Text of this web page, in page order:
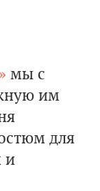
мы с
им
для
и